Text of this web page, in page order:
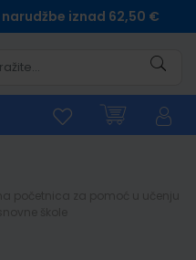
iznad 62,50 €